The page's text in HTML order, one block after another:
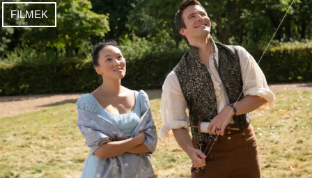
FILMEK